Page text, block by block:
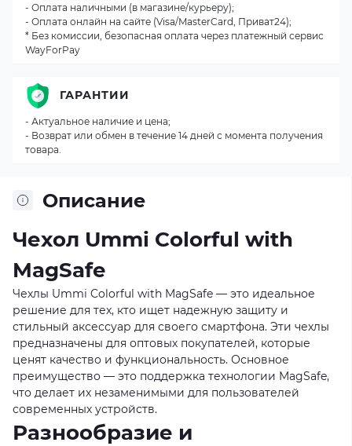
Описание
Чехол Ummi Colorful with
MagSafe
Чехлы Ummi Colorful with MagSafe — это идеальное
решение для тех, кто ищет надежную защиту и
стильный аксессуар для своего смартфона. Эти чехлы
предназначены для оптовых покупателей, которые
ценят качество и функциональность. Основное
преимущество — это поддержка технологии MagSafe,
что делает их незаменимыми для пользователей
современных устройств.
Разнообразие и
- Оплата наличными (в магазине/курьеру);
- Оплата онлайн на сайте (Visa/MasterCard, Приват24);
* Без комиссии, безопасная оплата через платежный сервис
WayForPay
ГАРАНТИИ
- Актуальное наличие и цена;
- Возврат или обмен в течение 14 дней с момента получения
товара.